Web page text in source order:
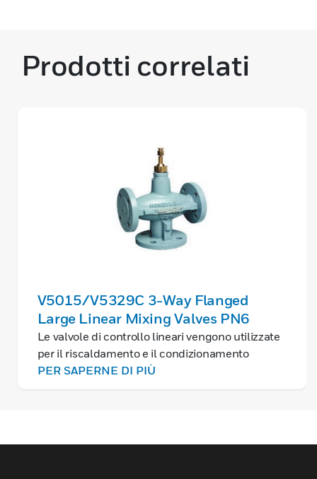
Prodotti correlati
V5015/V5329C 3-Way Flanged
Large Linear Mixing Valves PN6
Le valvole di controllo lineari vengono utilizzate
per il riscaldamento e il condizionamento
dell'aria in sistemi a circuito chiuso. Queste
valvole hanno una corsa di 38 mm.
PER SAPERNE DI PIÙ